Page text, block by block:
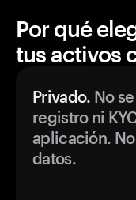
Por qué
tus activos
Privado. No
registro ni
aplicación.
datos.